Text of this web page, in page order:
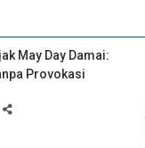
May Day Damai:
Provokasi